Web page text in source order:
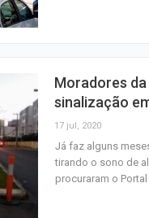
Moradores
sinalização
17 jul, 2020
Já faz alguns
tirando o sono de
procuraram o